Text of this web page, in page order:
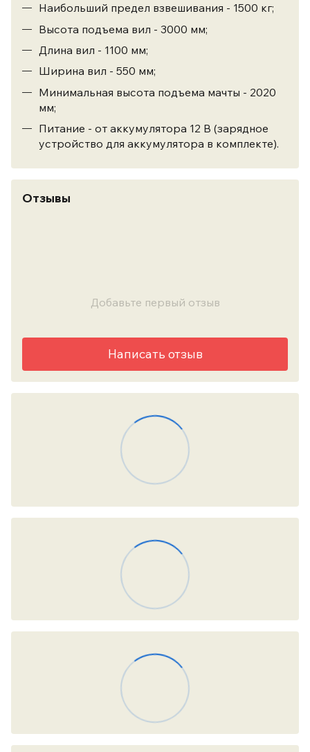
Наибольший предел взвешивания - 1500 кг;
Высота подъема вил - 3000 мм;
Длина вил - 1100 мм;
Ширина вил - 550 мм;
Минимальная высота подъема мачты - 2020
мм;
Питание - от аккумулятора 12 В (зарядное
устройство для аккумулятора в комплекте).
Отзывы
Добавьте первый отзыв
Написать отзыв